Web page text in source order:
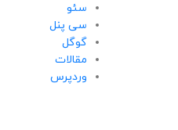
سئو
سی پنل
گوگل
مقالات
وردپرس